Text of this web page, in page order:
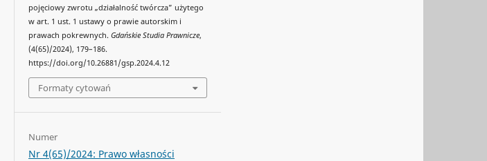
pojęciowy zwrotu „działalność twórcza” użytego
w art. 1 ust. 1 ustawy o prawie autorskim i
prawach pokrewnych.Gdańskie Studia Prawnicze,
(4(65)/2024), 179–186.
https://doi.org/10.26881/gsp.2024.4.12
Formaty cytowań
Numer
Nr 4(65)/2024: Prawo własności